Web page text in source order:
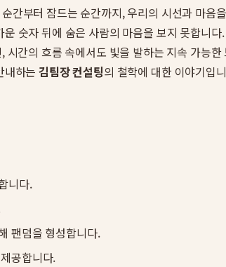
부터 잠드는 순간까지, 우리의 시선과 마음
숫자 뒤에 숨은 사람의 마음을 보지 못합니
간의 흐름 속에서도 빛을 발하는 지속 가능
내하는김팀장 컨설팅의 철학에 대한 이야기입
니다.
팬덤을 형성합니다.
공합니다.